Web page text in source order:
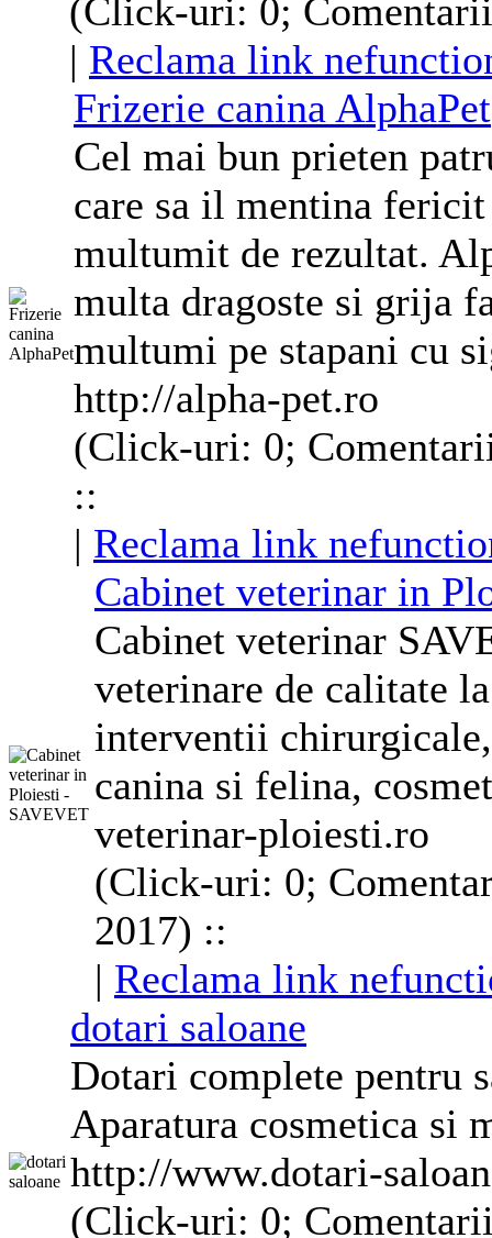
(Click-uri: 0;
| Reclama link
Frizerie canina AlphaPet
Cel mai bun prieten
care sa il mentina
multumit de rezultat.
multa dragoste si grija
multumi pe stapani cu
http://alpha-pet.ro
(Click-uri: 0;
::
| Reclama link
Cabinet veterinar in
Cabinet veterinar
veterinare de calitate
interventii
canina si felina,
veterinar-ploiesti.ro
(Click-uri: 0;
2017) ::
| Reclama link
dotari saloane
Dotari complete pentru
Aparatura cosmetica si
http://www.dotari-
(Click-uri: 0;